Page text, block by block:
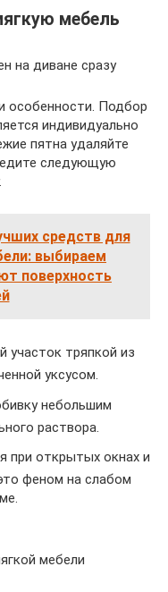
мебель
на диване сразу
особенности. Подбор
индивидуально
пятна удаляйте
следующую
средств для
выбираем
поверхность
участок тряпкой из
уксусом.
небольшим
раствора.
при открытых окнах и
феном на слабом
мебели